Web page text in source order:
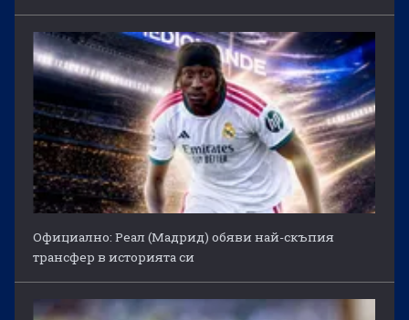
Официално: Реал (Мадрид) обяви най-скъпия
трансфер в историята си